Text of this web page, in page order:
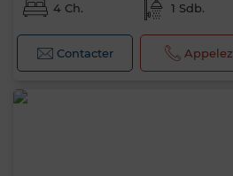
4 Ch. 1 Sdb.
Contacter Appelez